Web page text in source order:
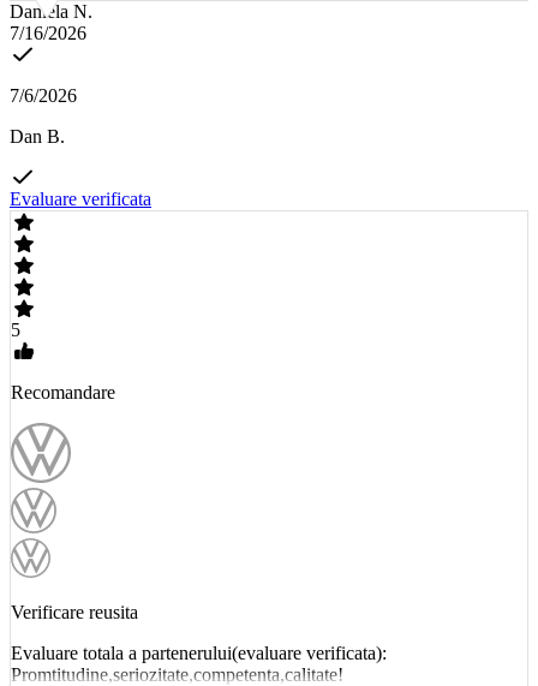
Daniela N.
7/16/2026
7/6/2026
Dan B.
Evaluare verificata
5
Recomandare
Verificare reusita
Evaluare totala a partenerului(evaluare verificata):
Promtitudine,seriozitate,competenta,calitate!